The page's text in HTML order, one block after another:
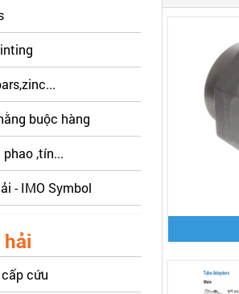
buộc hàng
,tín...
- IMO Symbol
hải
cứu